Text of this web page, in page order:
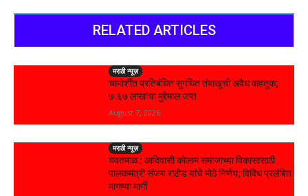
RELATED ARTICLES
मराठी न्यूज़
चामोर्शीत प्रतिबंधित सुगंधित तंबाखूची अवैध वाहतूक;
₹७.६७ लाखांचा मुद्देमाल जप्त
August 7, 2026
मराठी न्यूज़
यवतमाळ : आदिवासी कोलाम समाजाच्या विकासासाठी
पालकमंत्री संजय राठोड यांचे मोठे निर्णय; विविध प्रलंबित
मागण्या मार्गी